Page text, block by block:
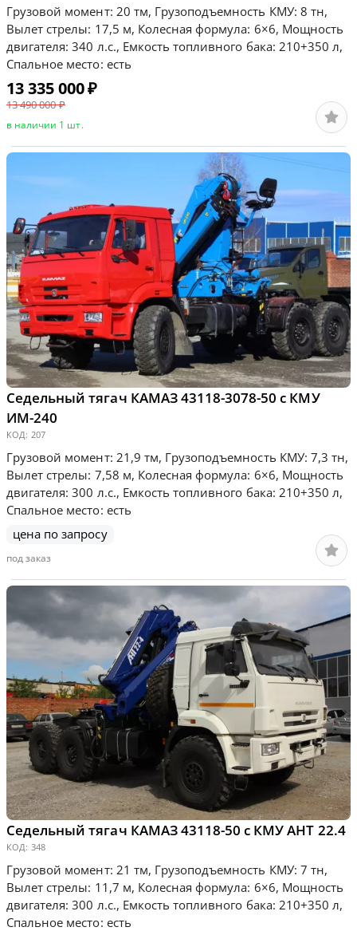
Грузовой момент: 20 тм, Грузоподъемность КМУ: 8 тн,
Вылет стрелы: 17,5 м, Колесная формула: 6×6, Мощность
двигателя: 340 л.с., Емкость топливного бака: 210+350 л,
Спальное место: есть
13 335 000₽
13 490 000 ₽
в наличии 1 шт.
Седельный тягач КАМАЗ 43118-3078-50 с КМУ
ИМ-240
КОД: 207
Грузовой момент: 21,9 тм, Грузоподъемность КМУ: 7,3 тн,
Вылет стрелы: 7,58 м, Колесная формула: 6×6, Мощность
двигателя: 300 л.с., Емкость топливного бака: 210+350 л,
Спальное место: есть
цена по запросу
под заказ
Седельный тягач КАМАЗ 43118-50 с КМУ АНТ 22.4
КОД: 348
Грузовой момент: 21 тм, Грузоподъемность КМУ: 7 тн,
Вылет стрелы: 11,7 м, Колесная формула: 6×6, Мощность
двигателя: 300 л.с., Емкость топливного бака: 210+350 л,
Спальное место: есть